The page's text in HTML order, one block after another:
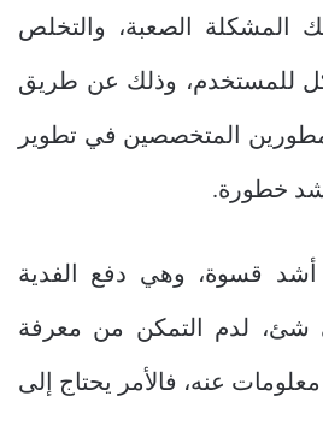
المشكلة الصعبة، والتخلص
للمستخدم، وذلك عن طريق
المتخصصين في تطوير
خطورة.
قسوة، وهي دفع الفدية
لدم التمكن من معرفة
عنه، فالأمر يحتاج إلى